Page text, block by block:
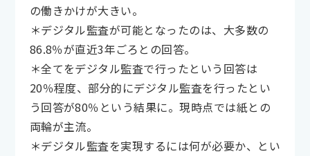
の働きかけが大きい。
＊デジタル監査が可能となったのは、大多数の
86.8％が直近3年ごろとの回答。
＊全てをデジタル監査で行ったという回答は
20％程度、部分的にデジタル監査を行ったとい
う回答が80％という結果に。現時点では紙との
両輪が主流。
＊デジタル監査を実現するには何が必要か、とい